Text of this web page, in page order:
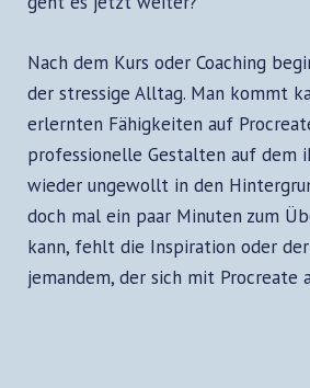
Nach dem Kurs oder Coaching
der stressige Alltag. Man kommt
erlernten Fähigkeiten auf
professionelle Gestalten auf dem
wieder ungewollt in den
doch mal ein paar Minuten zum
kann, fehlt die Inspiration oder
jemandem, der sich mit Procreate